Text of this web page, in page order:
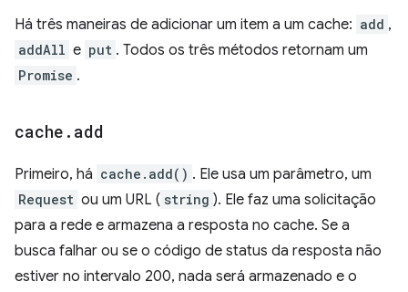
Há três maneiras de adicionar um item a um cache: add ,
addAll e put . Todos os três métodos retornam um
Promise .
cache . add
Primeiro, há cache.add() . Ele usa um parâmetro, um
Request ou um URL ( string ). Ele faz uma solicitação
para a rede e armazena a resposta no cache. Se a
busca falhar ou se o código de status da resposta não
estiver no intervalo 200, nada será armazenado e o